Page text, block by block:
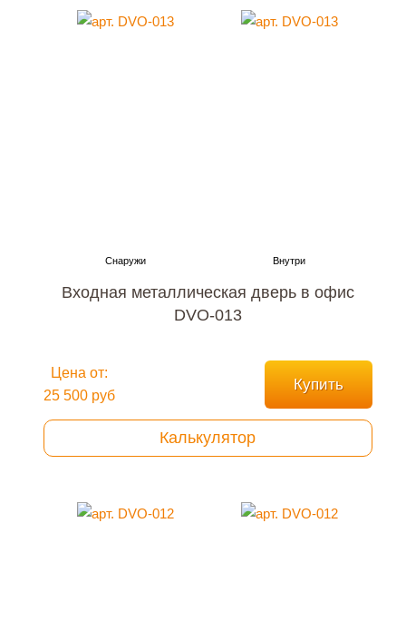
Входная металлическая дверь в офис
DVO-013
Цена от:
25 500 руб
Купить
Калькулятор